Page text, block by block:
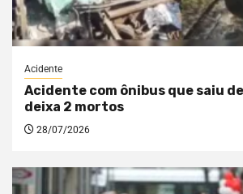
Acidente
Acidente com ônibus que saiu
deixa 2 mortos
28/07/2026